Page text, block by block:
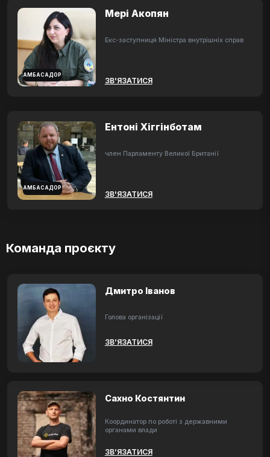
АМБАСАДОР
Мері Акопян
Екс-заступниця Міністра внутрішніх справ
ЗВ'ЯЗАТИСЯ
АМБАСАДОР
Ентоні Хіггінботам
член Парламенту Великої Британії
ЗВ'ЯЗАТИСЯ
Команда проєкту
Дмитро Іванов
Голова організації
ЗВ’ЯЗАТИСЯ
Сахно Костянтин
Координатор по роботі з державними
органами влади
ЗВ’ЯЗАТИСЯ